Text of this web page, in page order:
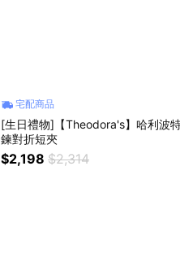
宅配商品
[生日禮物]【Theodora's】哈利波
鍊對折短夾
$2,198 $2,314